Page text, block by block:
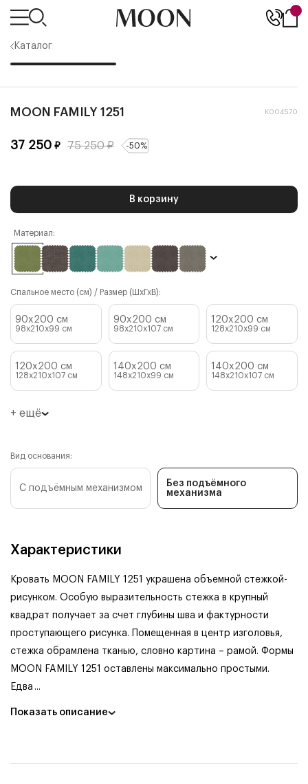
Каталог
MOON FAMILY 1251 К004570
37 250 ₽ 75 250₽ -50%
В корзину
Материал:
Спальное место (см) / Размер (ШхГхВ):
90x200 см
98x210x99 см
90x200 см
98x210x107см
120x200 см
128x210x99 см
120x200 см
128x210x107 см
140x200 см
148x210x99 см
140x200 см
148x210x107 см
+ ещё
Вид основания:
С подъёмным механизмом
Без подъёмного
механизма
Характеристики
Кровать MOON FAMILY 1251 украшена объемной стежкой-
рисунком. Особую выразительность стежка в крупный
квадрат получает за счет глубины шва и фактурности
проступающего рисунка. Помещенная в центр изголовья,
стежка обрамлена тканью, словно картина – рамой. Формы
MOON FAMILY 1251 оставлены максимально простыми.
Едва ...
Показать описание